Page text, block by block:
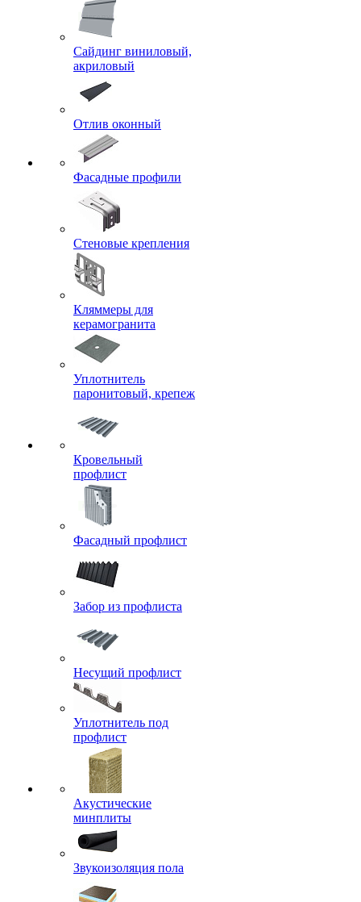
Сайдинг виниловый,
акриловый
Отлив оконный
Фасадные профили
Стеновые крепления
Кляммеры для
керамогранита
Уплотнитель
паронитовый, крепеж
Кровельный
профлист
Фасадный профлист
Забор из профлиста
Несущий профлист
Уплотнитель под
профлист
Акустические
минплиты
Звукоизоляция пола